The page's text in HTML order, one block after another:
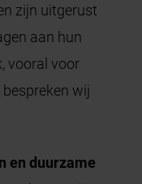
zijn uitgerust
aan hun
vooral voor
wij
en duurzame